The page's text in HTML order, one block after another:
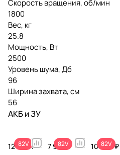
Скорость вращения, об/мин
1800
Вес, кг
25.8
Мощность, Вт
2500
Уровень шума, Дб
96
Ширина захвата, см
56
АКБ и ЗУ
82V
12 990 ₽
82V
7 990 ₽
82V
10 990 ₽